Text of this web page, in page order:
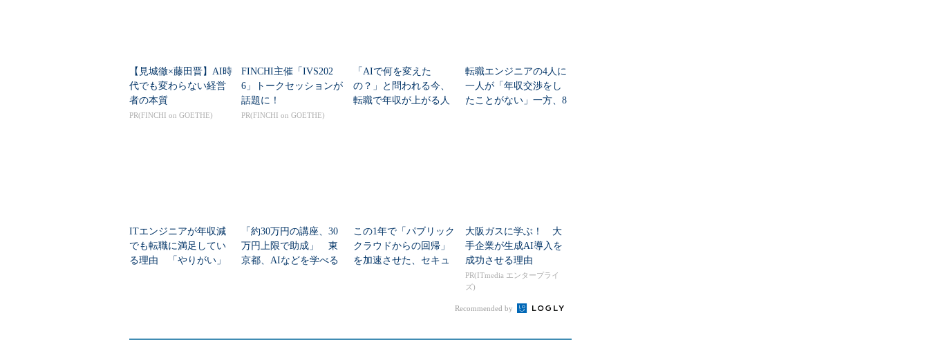
【見城徹×藤田晋】AI時
代でも変わらない経営
者の本質
PR(FINCHI on GOETHE)
FINCHI主催「IVS202
6」トークセッションが
話題に！
PR(FINCHI on GOETHE)
「AIで何を変えた
の？」と問われる今、
転職で年収が上がる人
転職エンジニアの4人に
一人が「年収交渉をし
たことがない」一方、8
ITエンジニアが年収減
でも転職に満足してい
る理由 「やりがい」
「約30万円の講座、30
万円上限で助成」 東
京都、AIなどを学べる
この1年で「パブリック
クラウドからの回帰」
を加速させた、セキュ
大阪ガスに学ぶ！ 大
手企業が生成AI導入を
成功させる理由
PR(ITmedia エンタープライ
ズ)
Recommended by